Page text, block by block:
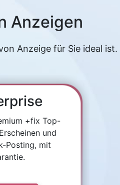
Anzeigen
Anzeige für Sie ideal ist.
+fix Top-
und
Posting, mit